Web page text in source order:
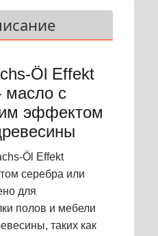
Öl Effekt
с
эффектом
Öl Effekt
серебра или
для
полов и мебели
таких как